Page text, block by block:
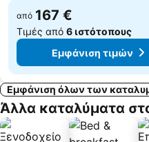
από 167 €
Τιμές από 6 ιστότοπους
Εμφάνιση τιμών
Εμφάνιση όλων των
Άλλα καταλύματα